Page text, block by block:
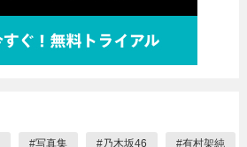
#写真集 #乃木坂46 #有村架純